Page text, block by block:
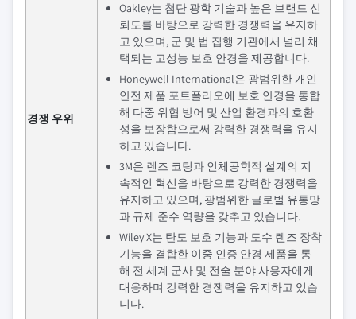
경쟁 우위
Oakley는 첨단 광학 기술과 높은 브랜드 신
뢰도를 바탕으로 강력한 경쟁력을 유지하
고 있으며, 군 및 법 집행 기관에서 널리 채
택되는 고성능 보호 안경을 제공합니다.
Honeywell International은 광범위한 개인
안전 제품 포트폴리오에 보호 안경을 통합
해 다중 위협 방어 및 산업 환경과의 호환
성을 보장함으로써 강력한 경쟁력을 유지
하고 있습니다.
3M은 렌즈 코팅과 인체공학적 설계의 지
속적인 혁신을 바탕으로 강력한 경쟁력을
유지하고 있으며, 광범위한 글로벌 유통망
과 규제 준수 역량을 갖추고 있습니다.
Wiley X는 탄도 보호 기능과 도수 렌즈 장착
기능을 결합한 이중 인증 안경 제품을 통
해 전 세계 군사 및 전술 분야 사용자에게
대응하며 강력한 경쟁력을 유지하고 있습
니다.